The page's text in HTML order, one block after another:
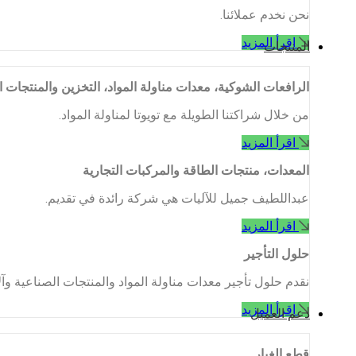
نحن نخدم عملائنا.
اقرأ المزيد
المنتجات
الرافعات الشوكية، معدات مناولة المواد، التخزين والمنتجات
من خلال شراكتنا الطويلة مع تويوتا لمناولة المواد.
اقرأ المزيد
المعدات، منتجات الطاقة والمركبات التجارية
عبداللطيف جميل للآليات هي شركة رائدة في تقديم.
اقرأ المزيد
حلول التأجير
نقدم حلول تأجير معدات مناولة المواد والمنتجات الصناعية
اقرأ المزيد
دعم العميل